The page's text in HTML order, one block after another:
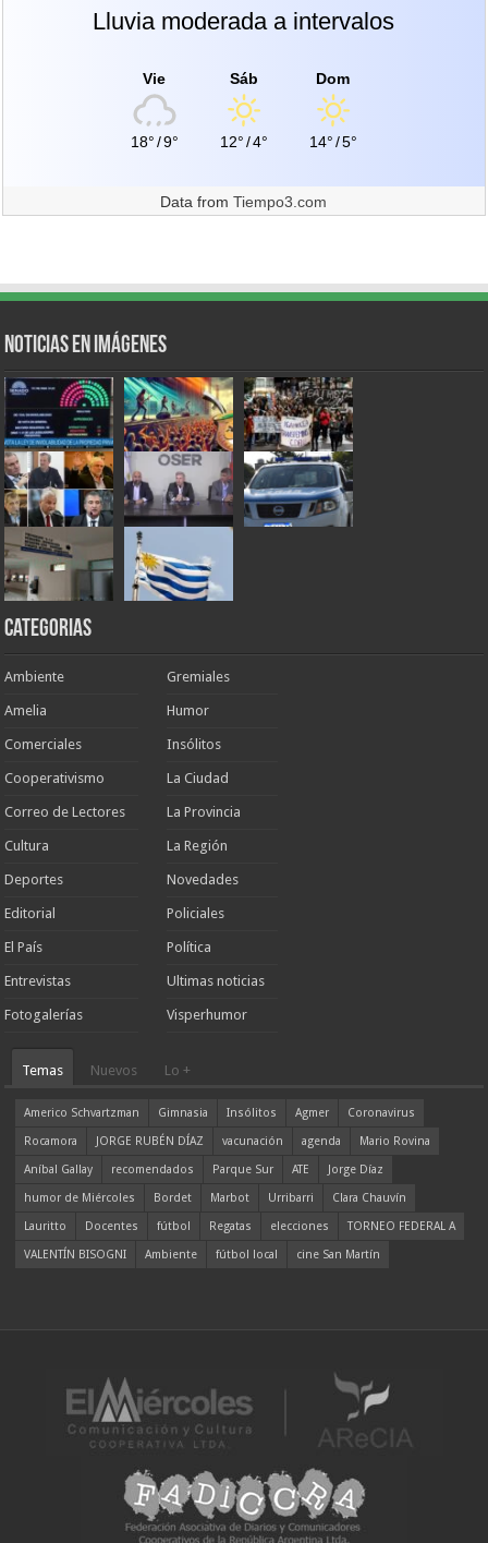
Lluvia moderada a intervalos
Vie
18°/9°
Sáb
12°/4°
Dom
14°/5°
Data fromTiempo3.com
Noticias en Imágenes
Categorias
Ambiente
Amelia
Comerciales
Cooperativismo
Correo de Lectores
Cultura
Deportes
Editorial
El País
Entrevistas
Fotogalerías
Gremiales
Humor
Insólitos
La Ciudad
La Provincia
La Región
Novedades
Policiales
Política
Ultimas noticias
Visperhumor
Temas Nuevos Lo +
Americo Schvartzman Gimnasia Insólitos Agmer
Coronavirus
Rocamora
JORGE RUBÉN DÍAZ vacunación agenda
Mario Rovina
Aníbal Gallay
recomendados Parque Sur ATE
Jorge Díaz
humor de Miércoles
Bordet Marbot Urribarri
Clara Chauvín
Lauritto
Docentes fútbol Regatas elecciones
TORNEO FEDERAL A
VALENTÍN BISOGNI
Ambiente fútbol local cine San Martín